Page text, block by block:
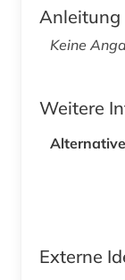
Anleitung
Keine
Weitere
Externe